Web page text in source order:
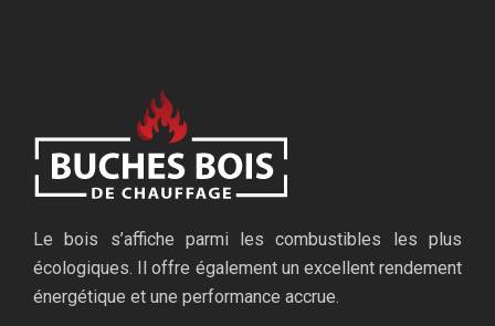
Le bois s’affiche parmi les combustibles les plus
écologiques. Il offre également un excellent rendement
énergétique et une performance accrue.